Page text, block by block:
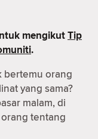
mengikutTip
.
bertemu orang
yang sama?
malam, di
tentang